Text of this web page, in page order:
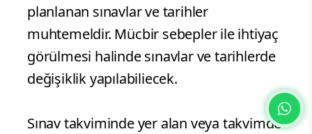
planlanan sınavlar ve tarihler
muhtemeldir. Mücbir sebepler ile ihtiyaç
görülmesi halinde sınavlar ve tarihlerde
değişiklik yapılabiliecek.
Sınav takviminde yer alan veya takvimde